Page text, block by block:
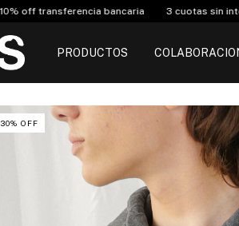
3 cuotas sin interés y 6 cuotas a partir de
PRODUCTOS
30% OFF